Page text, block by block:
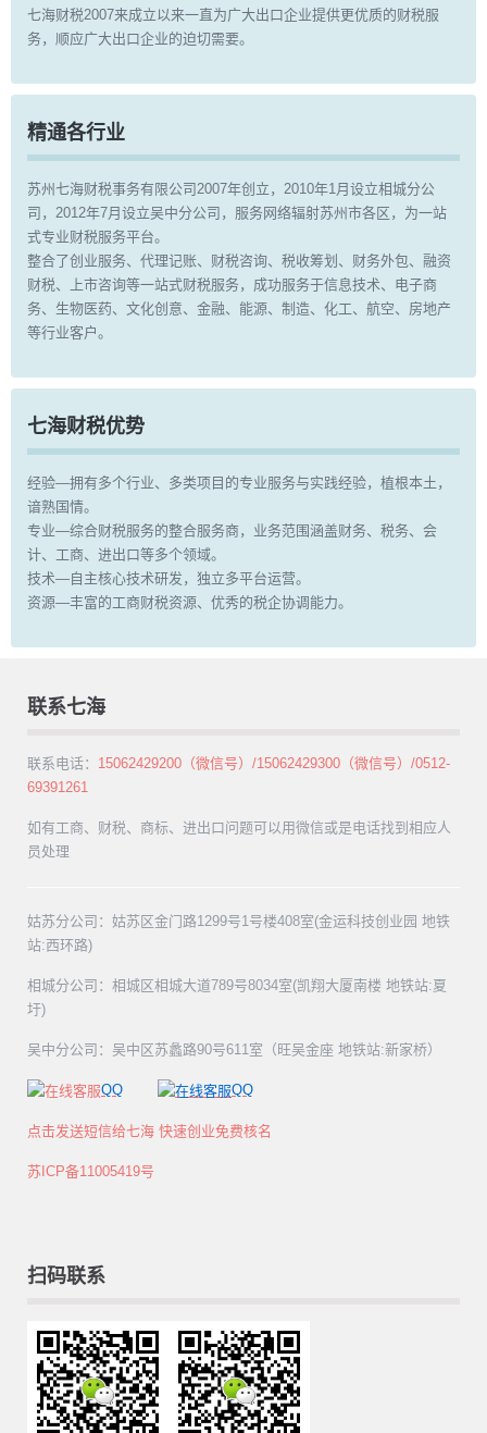
七海财税2007来成立以来一直为广大出口企业提供更优质的财税服
务，顺应广大出口企业的迫切需要。
精通各行业
苏州七海财税事务有限公司2007年创立，2010年1月设立相城分公
司，2012年7月设立吴中分公司，服务网络辐射苏州市各区，为一站
式专业财税服务平台。
整合了创业服务、代理记账、财税咨询、税收筹划、财务外包、融资
财税、上市咨询等一站式财税服务，成功服务于信息技术、电子商
务、生物医药、文化创意、金融、能源、制造、化工、航空、房地产
等行业客户。
七海财税优势
经验—拥有多个行业、多类项目的专业服务与实践经验，植根本土，
谙熟国情。
专业—综合财税服务的整合服务商，业务范围涵盖财务、税务、会
计、工商、进出口等多个领域。
技术—自主核心技术研发，独立多平台运营。
资源—丰富的工商财税资源、优秀的税企协调能力。
联系七海
联系电话： 15062429200（微信号）/15062429300（微信号）/0512-
69391261
如有工商、财税、商标、进出口问题可以用微信或是电话找到相应人
员处理
姑苏分公司：姑苏区金门路1299号1号楼408室(金运科技创业园 地铁
站:西环路)
相城分公司：相城区相城大道789号8034室(凯翔大厦南楼 地铁站:夏
圩)
吴中分公司：吴中区苏蠡路90号611室（旺吴金座 地铁站:新家桥）
QQ QQ
点击发送短信给七海 快速创业免费核名
苏ICP备11005419号
扫码联系